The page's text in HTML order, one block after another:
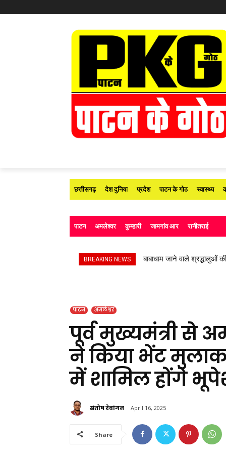
छत्तीसगढ़ देश दुनिया प्रदेश पाटन के गोठ स्वास्थ्य
पाटन अमलेश्वर कुम्हारी जामगांव आर रानीतराई
BREAKING NEWS बाबाधाम जाने वाले श्रद्धालुओं
उप निरीक्षक सुभाष चंद्र यादव
पाटन अमलेश्वर
पूर्व मुख्यमंत्री से
ने किया भेंट
में शामिल होंगे
संतोष देवांगन April 16, 2025
Share